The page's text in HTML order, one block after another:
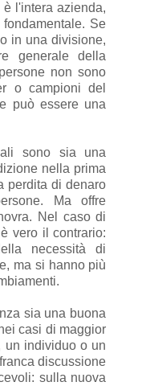
è l'intera azienda,
fondamentale. Se
in una divisione,
generale della
non sono
o campioni del
può essere una
sono sia una
nella prima
perdita di denaro
Ma offre
Nel caso di
vero il contrario:
necessità di
ma si hanno più
sia una buona
casi di maggior
un individuo o un
discussione
sulla nuova